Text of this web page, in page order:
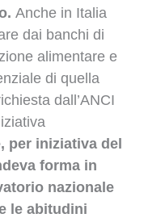
Anche in Italia
dai banchi di
alimentare e
di quella
dall’ANCI
per iniziativa del
forma in
nazionale
le abitudini